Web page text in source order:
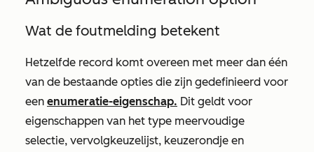
Wat de foutmelding betekent
Hetzelfde record komt overeen met meer dan één
van de bestaande opties die zijn gedefinieerd voor
een enumeratie-eigenschap. Dit geldt voor
eigenschappen van het type meervoudige
selectie, vervolgkeuzelijst, keuzerondje en